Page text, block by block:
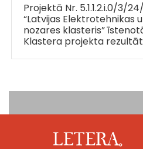
Projektā Nr. 5.1.1.2.i.0/3/
“Latvijas Elektrotehnikas
nozares klasteris”
Klastera projekta